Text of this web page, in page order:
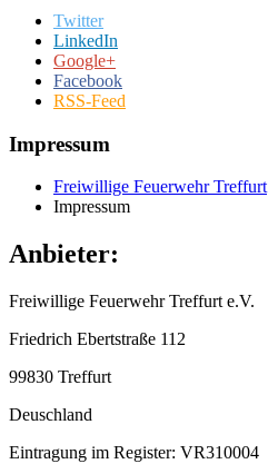
Twitter
LinkedIn
Google+
Facebook
RSS-Feed
Impressum
Freiwillige Feuerwehr Treffurt
Impressum
Anbieter:
Freiwillige Feuerwehr Treffurt e.V.
Friedrich Ebertstraße 112
99830 Treffurt
Deuschland
Eintragung im Register: VR310004